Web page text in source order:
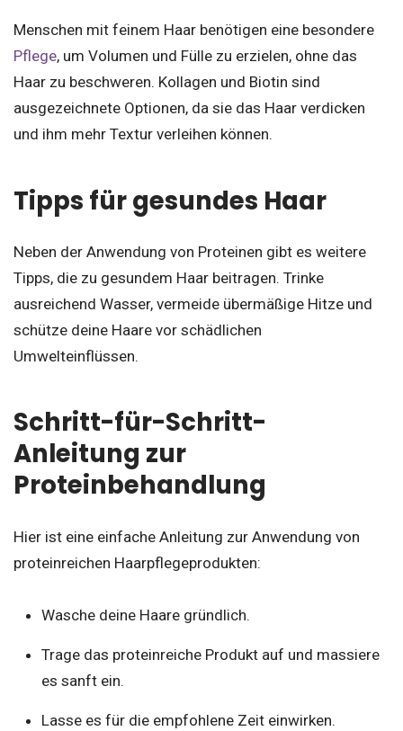
Menschen mit feinem Haar benötigen eine besondere
Pflege, um Volumen und Fülle zu erzielen, ohne das
Haar zu beschweren. Kollagen und Biotin sind
ausgezeichnete Optionen, da sie das Haar verdicken
und ihm mehr Textur verleihen können.
Tipps für gesundes Haar
Neben der Anwendung von Proteinen gibt es weitere
Tipps, die zu gesundem Haar beitragen. Trinke
ausreichend Wasser, vermeide übermäßige Hitze und
schütze deine Haare vor schädlichen
Umwelteinflüssen.
Schritt-für-Schritt-
Anleitung zur
Proteinbehandlung
Hier ist eine einfache Anleitung zur Anwendung von
proteinreichen Haarpflegeprodukten:
Wasche deine Haare gründlich.
Trage das proteinreiche Produkt auf und massiere
es sanft ein.
Lasse es für die empfohlene Zeit einwirken.